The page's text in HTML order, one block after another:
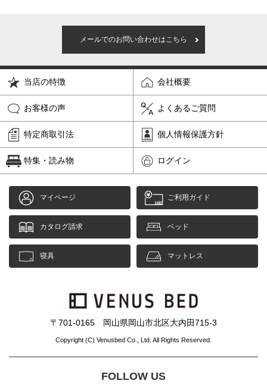
メールでのお問い合わせはこちら
当店の特徴 会社概要
お客様の声 よくあるご質問
特定商取引法 個人情報保護方針
特集・読み物 ログイン
マイページ ご利用ガイド
カタログ請求 ベッド
寝具 マットレス
〒701-0165 岡山県岡山市北区大内田715-3
Copyright (C) Venusbed Co., Ltd. All Rights Reserved.
FOLLOW US